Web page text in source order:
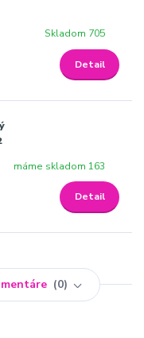
Skladom 705
Detail
máme skladom 163
Detail
0